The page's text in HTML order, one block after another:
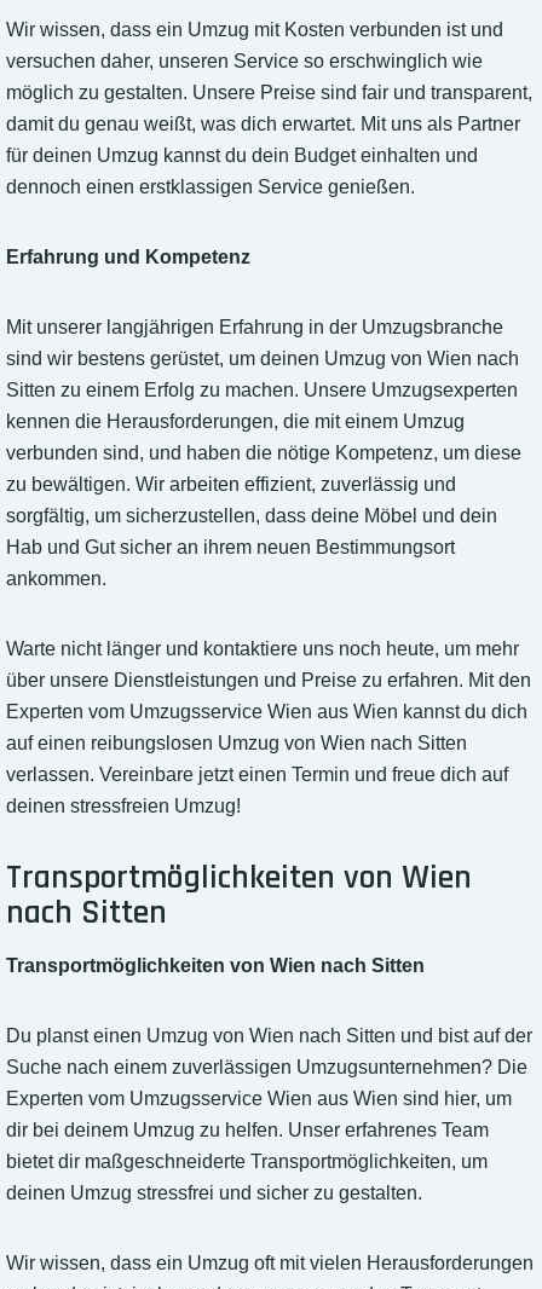
Wir wissen, dass ein Umzug mit Kosten verbunden ist und
versuchen daher, unseren Service so erschwinglich wie
möglich zu gestalten. Unsere Preise sind fair und transparent,
damit du genau weißt, was dich erwartet. Mit uns als Partner
für deinen Umzug kannst du dein Budget einhalten und
dennoch einen erstklassigen Service genießen.
Erfahrung und Kompetenz
Mit unserer langjährigen Erfahrung in der Umzugsbranche
sind wir bestens gerüstet, um deinen Umzug von Wien nach
Sitten zu einem Erfolg zu machen. Unsere Umzugsexperten
kennen die Herausforderungen, die mit einem Umzug
verbunden sind, und haben die nötige Kompetenz, um diese
zu bewältigen. Wir arbeiten effizient, zuverlässig und
sorgfältig, um sicherzustellen, dass deine Möbel und dein
Hab und Gut sicher an ihrem neuen Bestimmungsort
ankommen.
Warte nicht länger und kontaktiere uns noch heute, um mehr
über unsere Dienstleistungen und Preise zu erfahren. Mit den
Experten vom Umzugsservice Wien aus Wien kannst du dich
auf einen reibungslosen Umzug von Wien nach Sitten
verlassen. Vereinbare jetzt einen Termin und freue dich auf
deinen stressfreien Umzug!
Transportmöglichkeiten von Wien
nach Sitten
Transportmöglichkeiten von Wien nach Sitten
Du planst einen Umzug von Wien nach Sitten und bist auf der
Suche nach einem zuverlässigen Umzugsunternehmen? Die
Experten vom Umzugsservice Wien aus Wien sind hier, um
dir bei deinem Umzug zu helfen. Unser erfahrenes Team
bietet dir maßgeschneiderte Transportmöglichkeiten, um
deinen Umzug stressfrei und sicher zu gestalten.
Wir wissen, dass ein Umzug oft mit vielen Herausforderungen